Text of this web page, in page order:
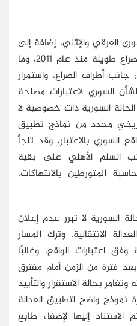
العرقي والإثني، إضافة إلى
الآثار التي نجمت عن سنوات صراع طويلة منذ عام 2011، وما
أطراف الصراع، واستمرار
السوري لاعتبارات مصلحة
السورية ذات خصوصية لا
محدد من نماذج تطبيق
السوري بالاعتبار، وقد تلجأ
السلم الأهلي على بقية
المتورطين بالانتهاكات،
السورية لا تبرر عدم إعلان
الانتقالية، وترك المسار
اعتبارات الواقع، وغالبًا
فترة من الزمن أمام مفترق
بحالة الاستقرار والتأييد
نموذج واضح لتطبيق العدالة
الاستناد إليها لإضفاء طابع